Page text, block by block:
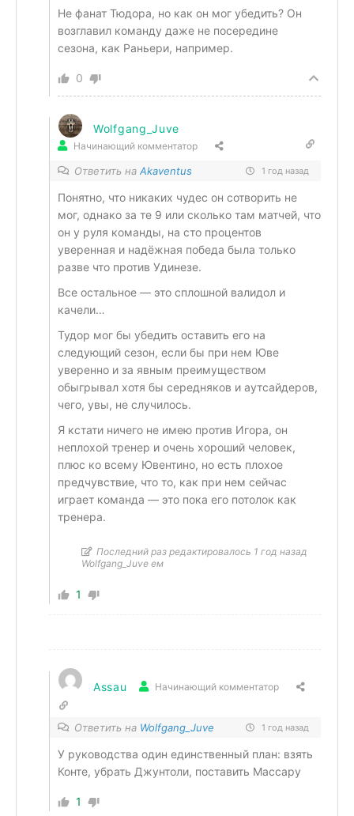
Не фанат Тюдора, но как он мог убедить? Он
возглавил команду даже не посередине
сезона, как Раньери, например.
0
Wolfgang_Juve
Начинающий комментатор
Ответить на Akaventus 1 год назад
Понятно, что никаких чудес он сотворить не
мог, однако за те 9 или сколько там матчей, что
он у руля команды, на сто процентов
уверенная и надёжная победа была только
разве что против Удинезе.
Все остальное — это сплошной валидол и
качели…
Тудор мог бы убедить оставить его на
следующий сезон, если бы при нем Юве
уверенно и за явным преимуществом
обыгрывал хотя бы середняков и аутсайдеров,
чего, увы, не случилось.
Я кстати ничего не имею против Игора, он
неплохой тренер и очень хороший человек,
плюс ко всему Ювентино, но есть плохое
предчувствие, что то, как при нем сейчас
играет команда — это пока его потолок как
тренера.
Последний раз редактировалось 1 год назад
Wolfgang_Juve ем
1
Assau Начинающий комментатор
Ответить на Wolfgang_Juve 1 год назад
У руководства один единственный план: взять
Конте, убрать Джунтоли, поставить Массару
1